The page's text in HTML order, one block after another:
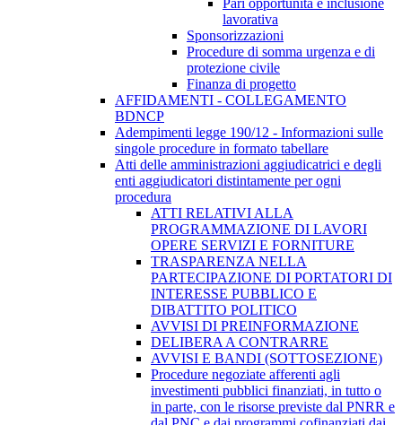
Pari opportunità e inclusione
lavorativa
Sponsorizzazioni
Procedure di somma urgenza e di
protezione civile
Finanza di progetto
AFFIDAMENTI - COLLEGAMENTO
BDNCP
Adempimenti legge 190/12 - Informazioni sulle
singole procedure in formato tabellare
Atti delle amministrazioni aggiudicatrici e degli
enti aggiudicatori distintamente per ogni
procedura
ATTI RELATIVI ALLA
PROGRAMMAZIONE DI LAVORI
OPERE SERVIZI E FORNITURE
TRASPARENZA NELLA
PARTECIPAZIONE DI PORTATORI DI
INTERESSE PUBBLICO E
DIBATTITO POLITICO
AVVISI DI PREINFORMAZIONE
DELIBERA A CONTRARRE
AVVISI E BANDI (SOTTOSEZIONE)
Procedure negoziate afferenti agli
investimenti pubblici finanziati, in tutto o
in parte, con le risorse previste dal PNRR e